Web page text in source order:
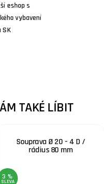
eshop s
vybavení
SK
TAKÉ LÍBIT
Souprava Ø 20 - 4 D /
rádius 80 mm
3 %
SLEVA